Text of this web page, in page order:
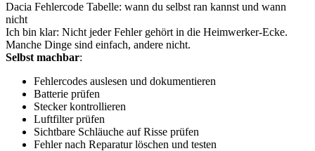
Dacia Fehlercode Tabelle: wann du selbst ran kannst und wann
nicht
Ich bin klar: Nicht jeder Fehler gehört in die Heimwerker-Ecke.
Manche Dinge sind einfach, andere nicht.
Selbst machbar:
Fehlercodes auslesen und dokumentieren
Batterie prüfen
Stecker kontrollieren
Luftfilter prüfen
Sichtbare Schläuche auf Risse prüfen
Fehler nach Reparatur löschen und testen